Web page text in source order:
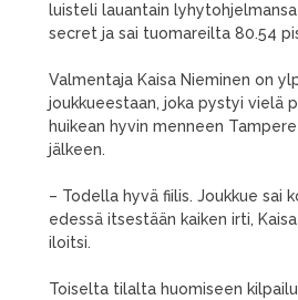
luisteli lauantain
secret ja sai tuomareilta 80.54
Valmentaja Kaisa Nieminen on
joukkueestaan, joka pystyi vielä
huikean hyvin menneen
jälkeen.
– Todella hyvä fiilis. Joukkue sai
edessä itsestään kaiken irti,
iloitsi.
Toiselta tilalta huomiseen